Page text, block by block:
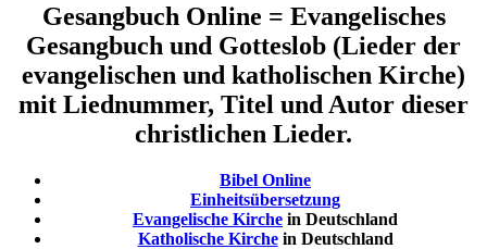
Gesangbuch Online = Evangelisches
Gesangbuch und Gotteslob (Lieder der
evangelischen und katholischen Kirche)
mit Liednummer, Titel und Autor dieser
christlichen Lieder.
Bibel Online
Einheitsübersetzung
Evangelische Kirche in Deutschland
Katholische Kirchein Deutschland